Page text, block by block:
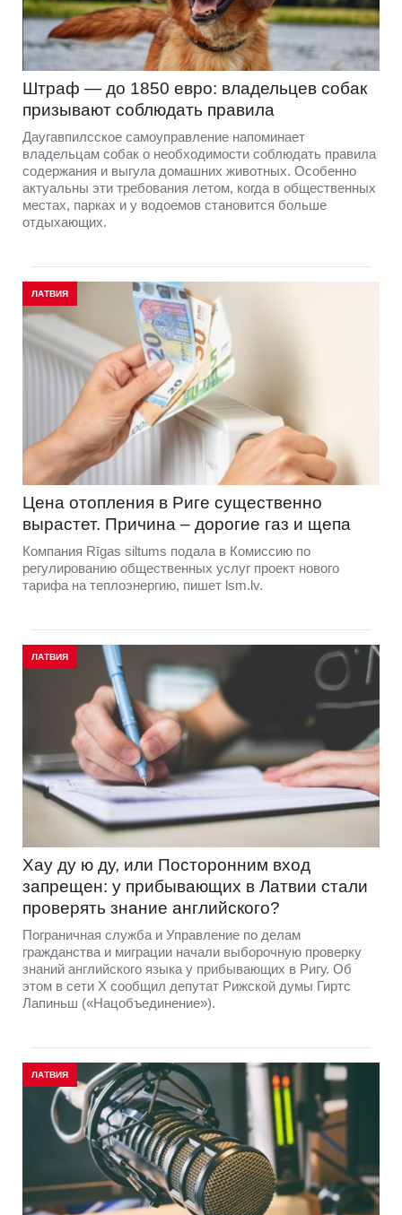
Штраф — до 1850 евро: владельцев собак
призывают соблюдать правила
Даугавпилсское самоуправление напоминает
владельцам собак о необходимости соблюдать правила
содержания и выгула домашних животных. Особенно
актуальны эти требования летом, когда в общественных
местах, парках и у водоемов становится больше
отдыхающих.
ЛАТВИЯ
Цена отопления в Риге существенно
вырастет. Причина – дорогие газ и щепа
Компания Rīgas siltums подала в Комиссию по
регулированию общественных услуг проект нового
тарифа на теплоэнергию, пишет lsm.lv.
ЛАТВИЯ
Хау ду ю ду, или Посторонним вход
запрещен: у прибывающих в Латвии стали
проверять знание английского?
Пограничная служба и Управление по делам
гражданства и миграции начали выборочную проверку
знаний английского языка у прибывающих в Ригу. Об
этом в сети Х сообщил депутат Рижской думы Гиртс
Лапиньш («Нацобъединение»).
ЛАТВИЯ